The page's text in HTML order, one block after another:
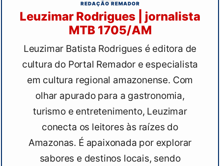
REDAÇÃO REMADOR
Leuzimar Rodrigues | jornalista
MTB 1705/AM
Leuzimar Batista Rodrigues é editora de
cultura do Portal Remador e especialista
em cultura regional amazonense. Com
olhar apurado para a gastronomia,
turismo e entretenimento, Leuzimar
conecta os leitores às raízes do
Amazonas. É apaixonada por explorar
sabores e destinos locais, sendo